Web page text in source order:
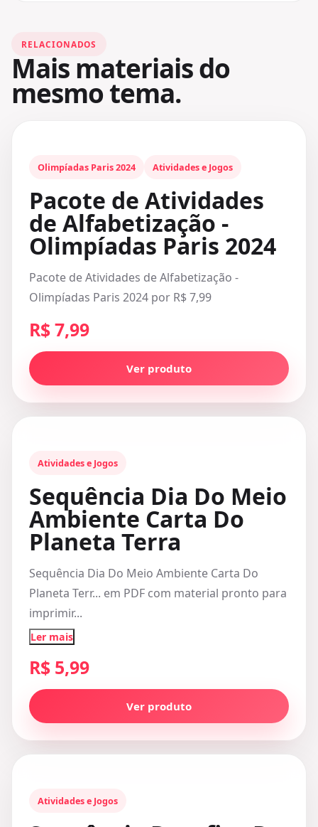
RELACIONADOS
Mais materiais do
mesmo tema.
Olimpíadas Paris 2024 Atividades e Jogos
Pacote de Atividades
de Alfabetização -
Olimpíadas Paris 2024
Pacote de Atividades de Alfabetização -
Olimpíadas Paris 2024 por R$ 7,99
R$ 7,99
Ver produto
Atividades e Jogos
Sequência Dia Do Meio
Ambiente Carta Do
Planeta Terra
Sequência Dia Do Meio Ambiente Carta Do
Planeta Terr... em PDF com material pronto para
imprimir...
Ler mais
R$ 5,99
Ver produto
Atividades e Jogos